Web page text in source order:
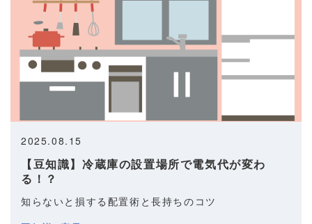
【豆知識】冷蔵庫の設置場所で電気代が変わ
る！？
2025.08.15
知らないと損する配置術と長持ちのコツ